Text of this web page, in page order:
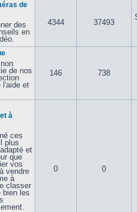
de
des
en
4344 37493
de nos
l'aide et
146 738
à
ces
plus
et
que
vos
vendre
à
classer
bien les
0 0